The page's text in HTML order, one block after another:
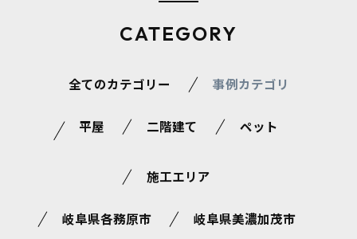
CATEGORY
全てのカテゴリー 事例カテゴリ
平屋 二階建て ペット
施工エリア
岐阜県各務原市 岐阜県美濃加茂市